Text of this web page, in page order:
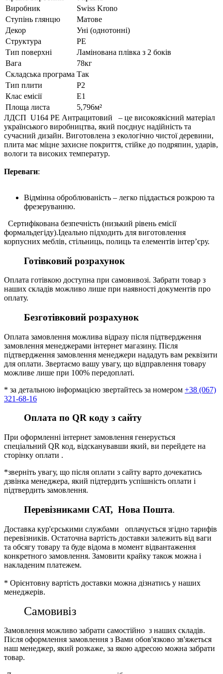
Виробник
Swiss Krono
Ступінь глянцю
Матове
Декор
Уні (однотонні)
Структура
РЕ
Тип поверхні
Ламінована плівка з 2 боків
Вага
78кг
Складська програма Так
Тип плити
P2
Клас емісії
E1
Площа листа
5,796м²
ЛДСП U164 РЕ Антрацитовий – це високоякісний матеріал
українського виробництва, який поєднує надійність та
сучасний дизайн. Виготовлена з екологічно чистої деревини,
плита має міцне захисне покриття, стійке до подряпин, ударів,
вологи та високих температур.
Переваги:
Відмінна оброблюваність – легко піддається розкрою та
фрезеруванню.
Сертифікована безпечність (низький рівень емісії
формальдегіду).Ідеально підходить для виготовлення
корпусних меблів, стільниць, полиць та елементів інтер’єру.
Готівковий розрахунок
Оплата готівкою доступна при самовивозі. Забрати товар з
наших складів можливо лише при наявності документів про
оплату.
Безготівковий розрахунок
Оплата замовлення можлива відразу після підтвердження
замовлення менеджерами інтернет магазину. Після
підтвердження замовлення менеджери нададуть вам реквізити
для оплати. Звертаємо вашу увагу, що відправлення товару
можливе лише при 100% передоплаті.
* за детальною інформацією звертайтесь за номером +38 (067)
321-68-16
Оплата по QR коду з сайту
При оформленні інтернет замовлення генерується
спеціальний QR код, відсканувавши який, ви перейдете на
сторінку оплати .
*зверніть увагу, що після оплати з сайту варто дочекатись
дзвінка менеджера, який підтердить успішність оплати і
підтвердить замовлення.
Перевізниками CАТ, Нова Пошта.
Доставка кур'єрськими службами оплачується згідно тарифів
перевізників. Остаточна вартість доставки залежить від ваги
та обсягу товару та буде відома в момент відвантаження
конкретного замовлення. Замовити крайку також можна і
накладеним платежем.
* Орієнтовну вартість доставки можна дізнатись у наших
менеджерів.
Самовивіз
Замовлення можливо забрати самостійно з наших складів.
Після оформлення замовлення з Вами обов'язково зв'яжеться
наш менеджер, який розкаже, за якою адресою можна забрати
товар.